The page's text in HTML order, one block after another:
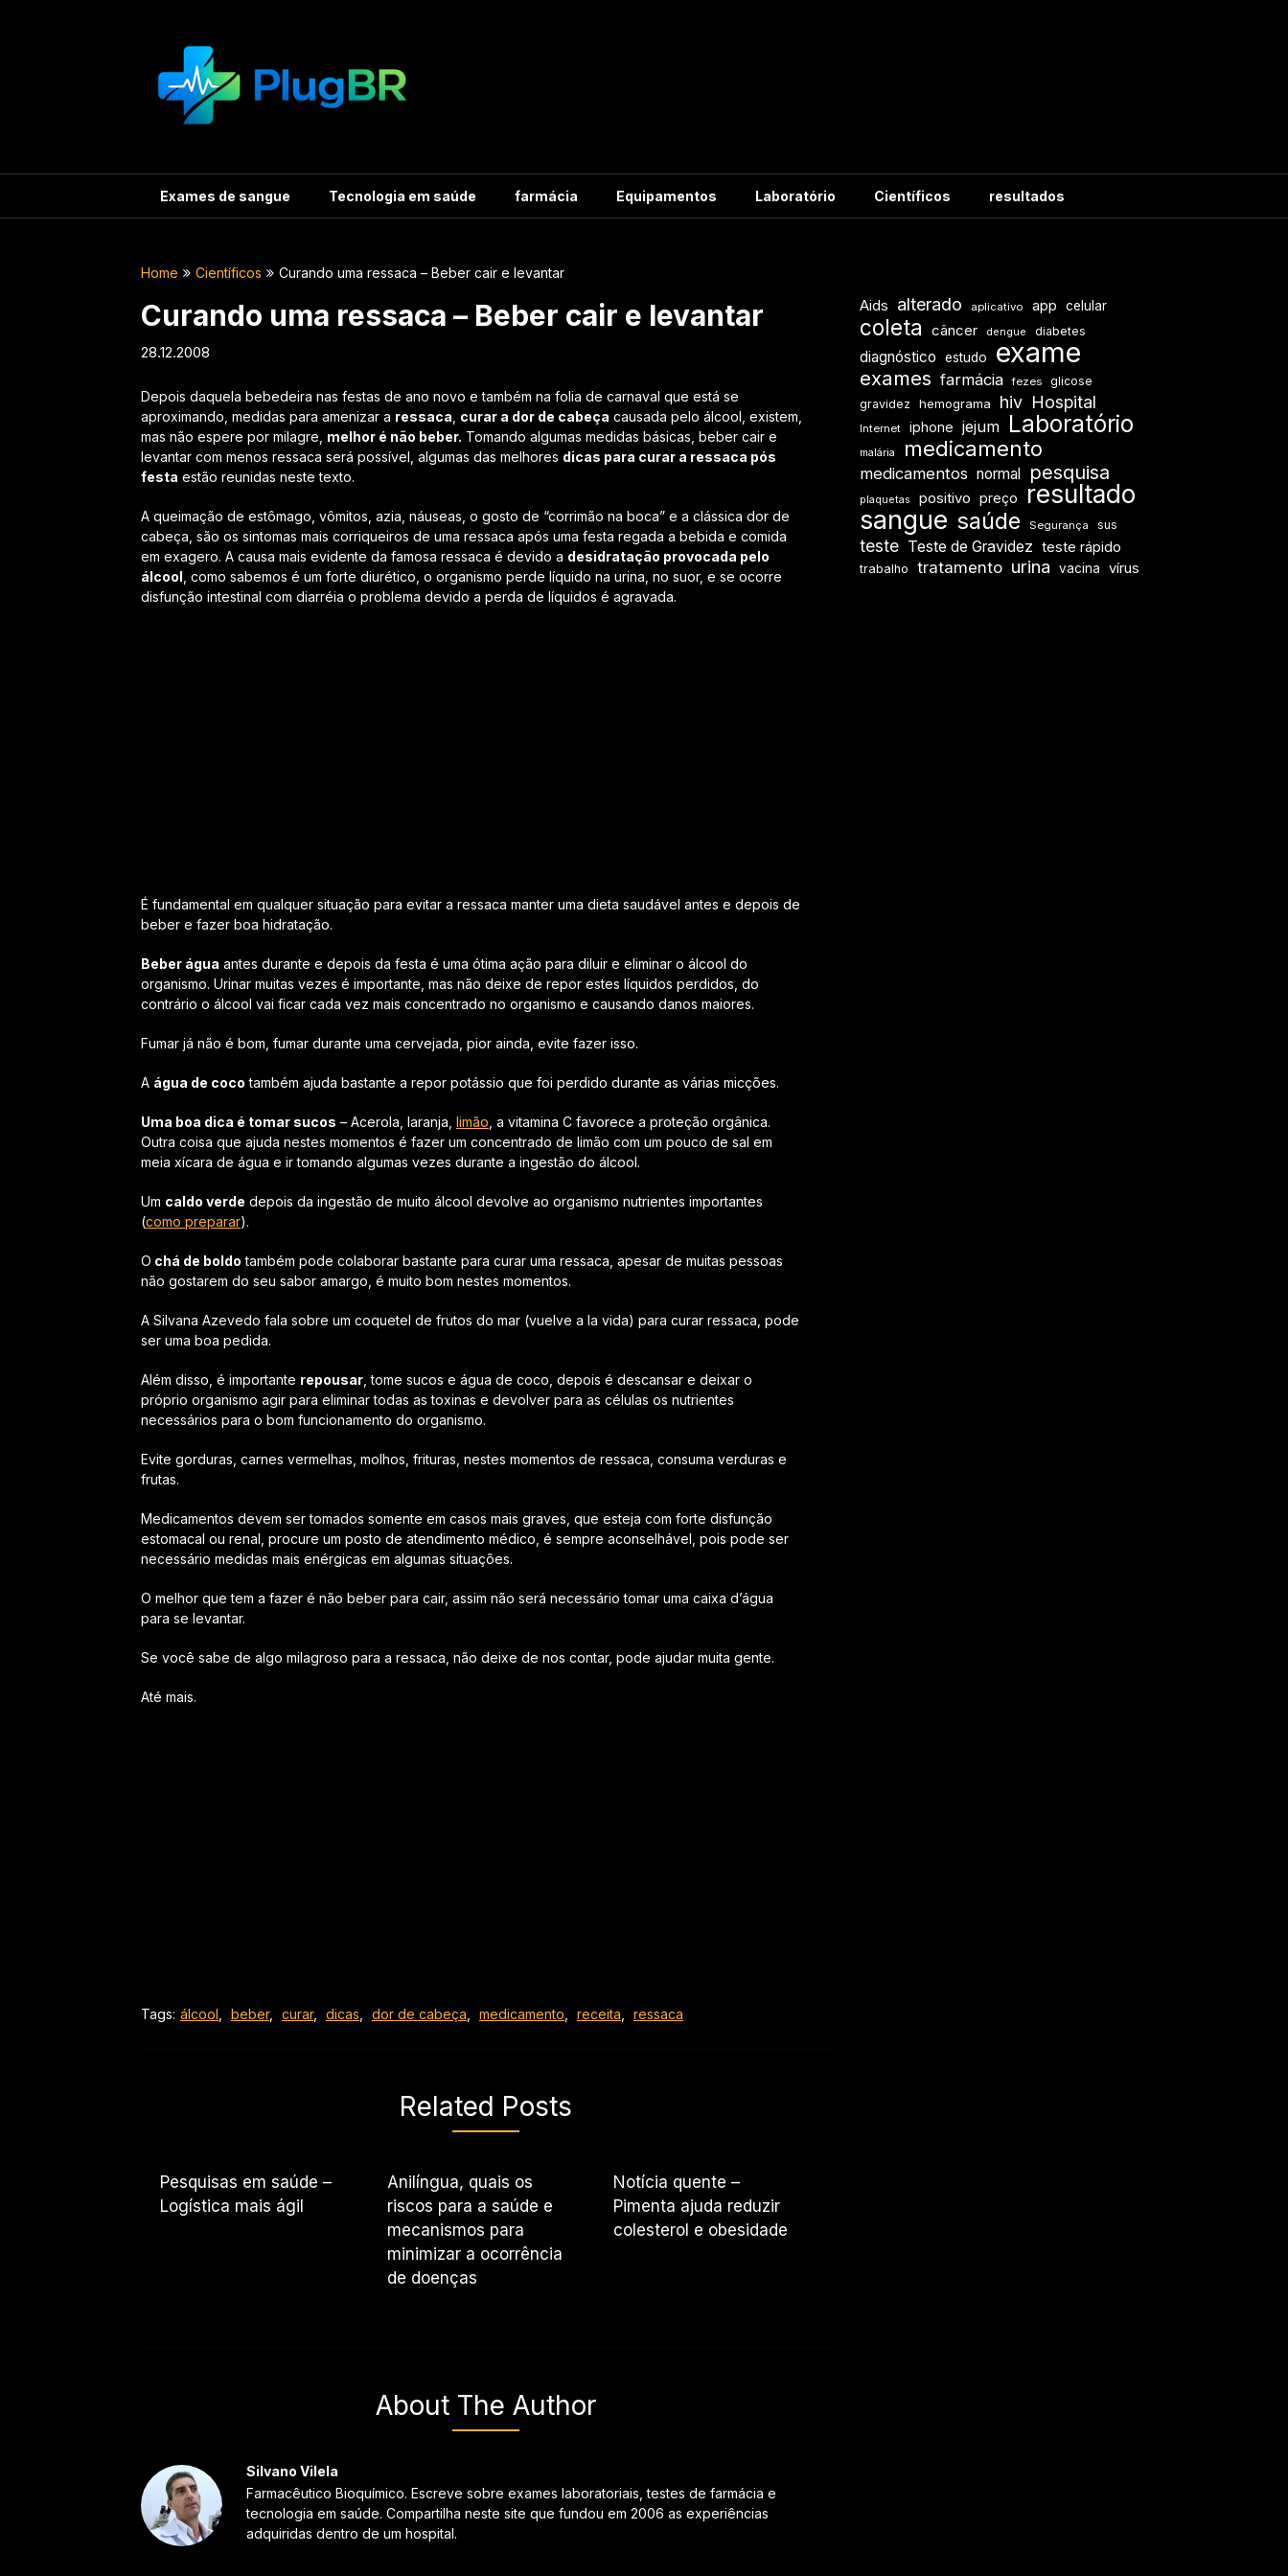
Exames de sangue Tecnologia em saúde farmácia Equipamentos Laboratório Científicos resultados
Home Científicos Curando uma ressaca – Beber cair e levantar
Curando uma ressaca – Beber cair e levantar
28.12.2008
Depois daquela bebedeira nas festas de ano novo e também na folia de carnaval que está se
aproximando, medidas para amenizar a ressaca, curar a dor de cabeça causada pelo álcool, existem,
mas não espere por milagre, melhor é não beber. Tomando algumas medidas básicas, beber cair e
levantar com menos ressaca será possível, algumas das melhores dicas para curar a ressaca pós
festa estão reunidas neste texto.
A queimação de estômago, vômitos, azia, náuseas, o gosto de “corrimão na boca” e a clássica dor de
cabeça, são os sintomas mais corriqueiros de uma ressaca após uma festa regada a bebida e comida
em exagero. A causa mais evidente da famosa ressaca é devido a desidratação provocada pelo
álcool, como sabemos é um forte diurético, o organismo perde líquido na urina, no suor, e se ocorre
disfunção intestinal com diarréia o problema devido a perda de líquidos é agravada.
É fundamental em qualquer situação para evitar a ressaca manter uma dieta saudável antes e depois de
beber e fazer boa hidratação.
Beber água antes durante e depois da festa é uma ótima ação para diluir e eliminar o álcool do
organismo. Urinar muitas vezes é importante, mas não deixe de repor estes líquidos perdidos, do
contrário o álcool vai ficar cada vez mais concentrado no organismo e causando danos maiores.
Fumar já não é bom, fumar durante uma cervejada, pior ainda, evite fazer isso.
A água de coco também ajuda bastante a repor potássio que foi perdido durante as várias micções.
Uma boa dica é tomar sucos – Acerola, laranja, limão, a vitamina C favorece a proteção orgânica.
Outra coisa que ajuda nestes momentos é fazer um concentrado de limão com um pouco de sal em
meia xícara de água e ir tomando algumas vezes durante a ingestão do álcool.
Um caldo verde depois da ingestão de muito álcool devolve ao organismo nutrientes importantes
(como preparar).
O chá de boldo também pode colaborar bastante para curar uma ressaca, apesar de muitas pessoas
não gostarem do seu sabor amargo, é muito bom nestes momentos.
A Silvana Azevedo fala sobre um coquetel de frutos do mar (vuelve a la vida) para curar ressaca, pode
ser uma boa pedida.
Além disso, é importante repousar, tome sucos e água de coco, depois é descansar e deixar o
próprio organismo agir para eliminar todas as toxinas e devolver para as células os nutrientes
necessários para o bom funcionamento do organismo.
Evite gorduras, carnes vermelhas, molhos, frituras, nestes momentos de ressaca, consuma verduras e
frutas.
Medicamentos devem ser tomados somente em casos mais graves, que esteja com forte disfunção
estomacal ou renal, procure um posto de atendimento médico, é sempre aconselhável, pois pode ser
necessário medidas mais enérgicas em algumas situações.
O melhor que tem a fazer é não beber para cair, assim não será necessário tomar uma caixa d’água
para se levantar.
Se você sabe de algo milagroso para a ressaca, não deixe de nos contar, pode ajudar muita gente.
Até mais.
Tags: álcool, beber, curar, dicas, dor de cabeça, medicamento, receita, ressaca
Related Posts
Pesquisas em saúde –
Logística mais ágil
Anilíngua, quais os
riscos para a saúde e
mecanismos para
minimizar a ocorrência
de doenças
Notícia quente –
Pimenta ajuda reduzir
colesterol e obesidade
About The Author
Silvano Vilela
Farmacêutico Bioquímico. Escreve sobre exames laboratoriais, testes de farmácia e
tecnologia em saúde. Compartilha neste site que fundou em 2006 as experiências
adquiridas dentro de um hospital.
Aids alterado aplicativo app celular
coleta câncer dengue diabetes
diagnóstico estudo exame
exames farmácia fezes
glicose
gravidez
hemograma hiv Hospital
Internet iphone jejum Laboratório
malária medicamento
medicamentos normal pesquisa
plaquetas positivo preço resultado
sangue saúde Segurança sus
teste Teste de Gravidez teste rápido
trabalho tratamento urina vacina vírus